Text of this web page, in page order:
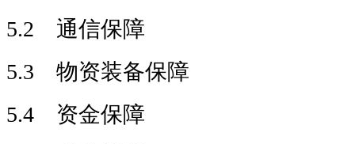
5.2 通信保障
5.3 物资装备保障
5.4 资金保障